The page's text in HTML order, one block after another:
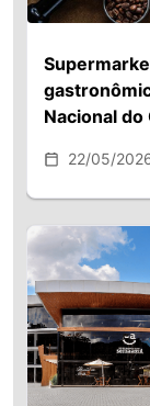
Nacional do
22/05/